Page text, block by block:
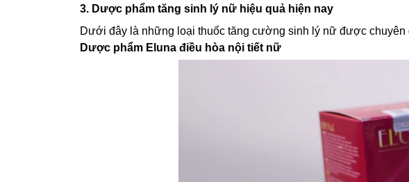
3. Dược phẩm tăng sinh lý nữ hiệu quả hiện nay
Dưới đây là những loại thuốc tăng cường sinh lý nữ được chuyên
Dược phẩm Eluna điều hòa nội tiết nữ